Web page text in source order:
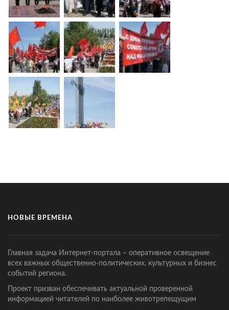
НОВЫЕ ВРЕМЕНА
Главная задача Интернет-портала – оперативное освещение
всех важных общественно-политических, культурных и бизнес
событий региона.
Проект призван обеспечивать актуальной проверенной
информацией читателей по наиболее животрепещущим